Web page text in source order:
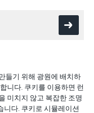
들기 위해 광원에 배치하
니다. 쿠키를 이용하면 런
미치지 않고 복잡한 조명
니다. 쿠키로 시뮬레이션